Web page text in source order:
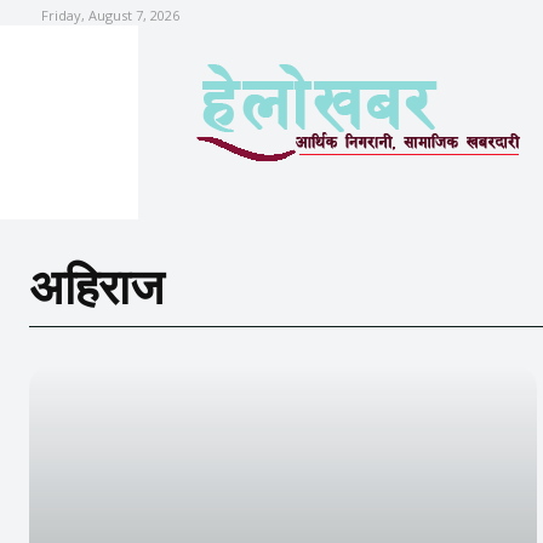
Friday, August 7, 2026
अहिराज